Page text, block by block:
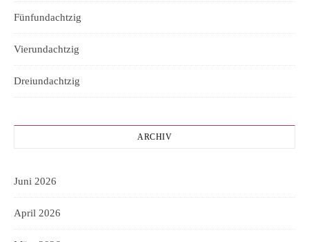
Fünfundachtzig
Vierundachtzig
Dreiundachtzig
ARCHIV
Juni 2026
April 2026